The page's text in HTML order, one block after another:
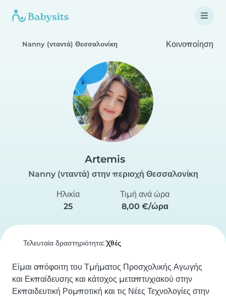
Nanny (νταντά) Θεσσαλονίκη Κοινοποίηση
Artemis
Nanny (νταντά) στην περιοχή Θεσσαλονίκη
Ηλικία
25
Τιμή ανά ώρα
8,00 €/ώρα
Τελευταία δραστηριότητα:Χθές
Είμαι απόφοιτη του Τμήματος Προσχολικής Αγωγής
και Εκπαίδευσης και κάτοχος μεταπτυχιακού στην
Εκπαιδευτική Ρομποτική και τις Νέες Τεχνολογίες στην